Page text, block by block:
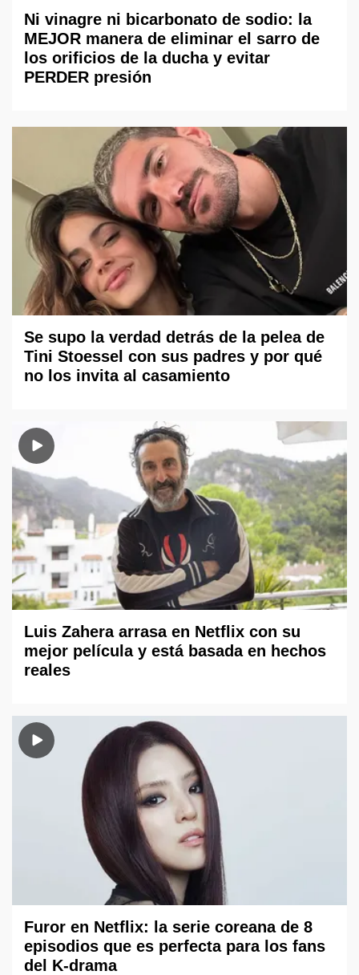
Ni vinagre ni bicarbonato de sodio: la
MEJOR manera de eliminar el sarro de
los orificios de la ducha y evitar
PERDER presión
Se supo la verdad detrás de la pelea de
Tini Stoessel con sus padres y por qué
no los invita al casamiento
Luis Zahera arrasa en Netflix con su
mejor película y está basada en hechos
reales
Furor en Netflix: la serie coreana de 8
episodios que es perfecta para los fans
del K-drama